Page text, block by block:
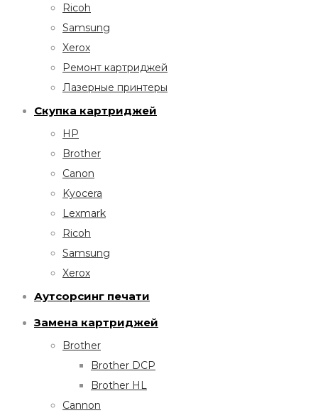
Ricoh
Samsung
Xerox
Ремонт картриджей
Лазерные принтеры
Скупка картриджей
HP
Brother
Canon
Kyocera
Lexmark
Ricoh
Samsung
Xerox
Аутсорсинг печати
Замена картриджей
Brother
Brother DCP
Brother HL
Cannon